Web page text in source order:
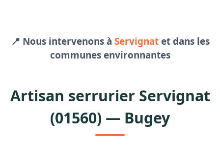
📍 Nous intervenons à Servignatet dans les
communes environnantes
Artisan serrurier Servignat
(01560) — Bugey